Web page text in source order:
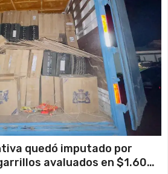
quedó imputado por
avaluados en $1.600